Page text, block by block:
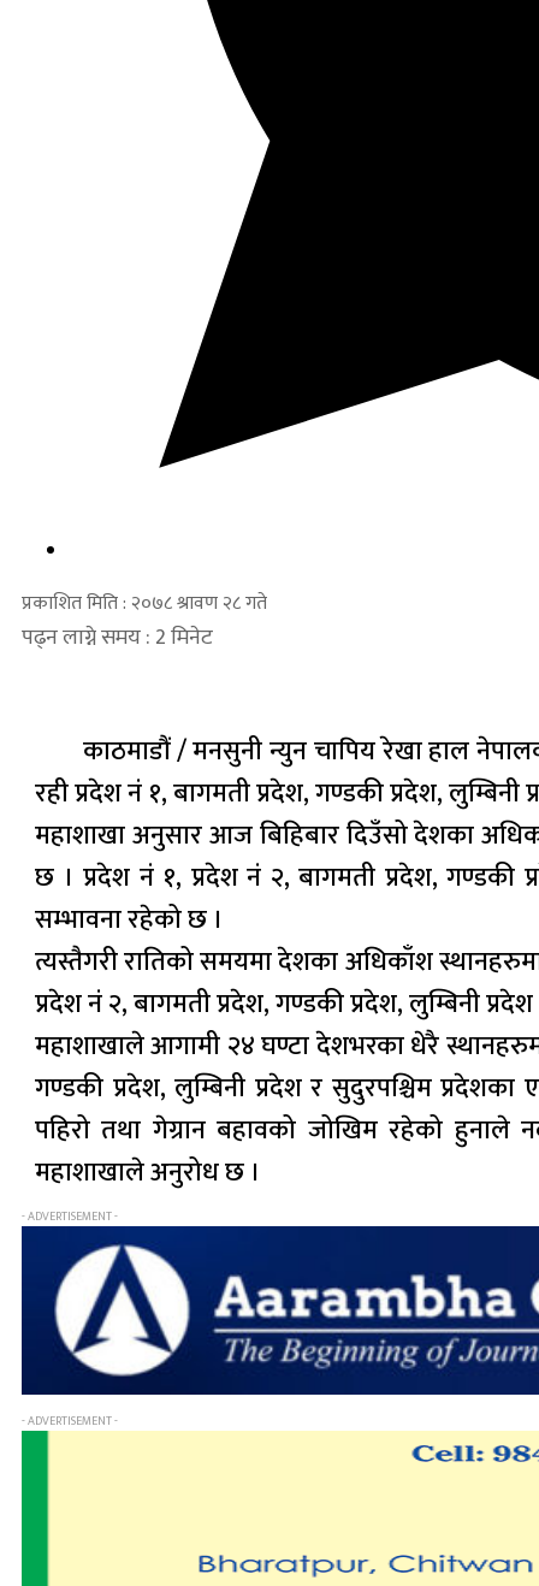
प्रकाशित मिति : २०७८ श्रावण २८ गते
पढ्न लाग्ने समय : 2 मिनेट
काठमाडौं / मनसुनी न्युन चापिय रेखा हाल
रही प्रदेश नं १, बागमती प्रदेश, गण्डकी प्रदेश,
महाशाखा अनुसार आज बिहिबार दिउँसो देशका
छ । प्रदेश नं १, प्रदेश नं २, बागमती प्रदेश, गण्डकी
सम्भावना रहेको छ ।
त्यस्तैगरी रातिको समयमा देशका अधिकाँश
प्रदेश नं २, बागमती प्रदेश, गण्डकी प्रदेश, लुम्बिनी
महाशाखाले आगामी २४ घण्टा देशभरका धेरै
गण्डकी प्रदेश, लुम्बिनी प्रदेश र सुदुरपश्चिम
पहिरो तथा गेग्रान बहावको जोखिम रहेको
महाशाखाले अनुरोध छ ।
- ADVERTISEMENT -
- ADVERTISEMENT -